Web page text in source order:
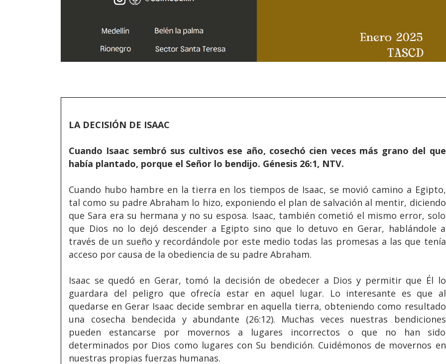
LA DECISIÓN DE ISAAC
Cuando Isaac sembró sus cultivos ese año, cosechó cien veces más grano del que
había plantado, porque el Señor lo bendijo. Génesis 26:1, NTV.
Cuando hubo hambre en la tierra en los tiempos de Isaac, se movió camino a Egipto,
tal como su padre Abraham lo hizo, exponiendo el plan de salvación al mentir, diciendo
que Sara era su hermana y no su esposa. Isaac, también cometió el mismo error, solo
que Dios no lo dejó descender a Egipto sino que lo detuvo en Gerar, hablándole a
través de un sueño y recordándole por este medio todas las promesas a las que tenía
acceso por causa de la obediencia de su padre Abraham.
Isaac se quedó en Gerar, tomó la decisión de obedecer a Dios y permitir que Él lo
guardara del peligro que ofrecía estar en aquel lugar. Lo interesante es que al
quedarse en Gerar Isaac decide sembrar en aquella tierra, obteniendo como resultado
una cosecha bendecida y abundante (26:12). Muchas veces nuestras bendiciones
pueden estancarse por movernos a lugares incorrectos o que no han sido
determinados por Dios como lugares con Su bendición. Cuidémonos de movernos en
nuestras propias fuerzas humanas.